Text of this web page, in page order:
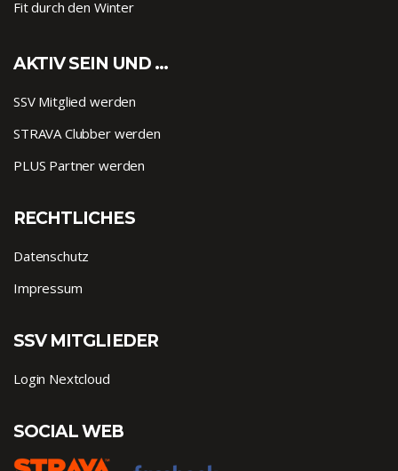
Fit durch den Winter
AKTIV SEIN UND …
SSV Mitglied werden
STRAVA Clubber werden
PLUS Partner werden
RECHTLICHES
Datenschutz
Impressum
SSV MITGLIEDER
Login Nextcloud
SOCIAL WEB